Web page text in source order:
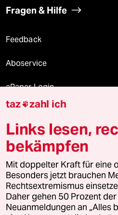
Fragen & Hilfe
Feedback
Aboservice
ePaper Login
Downloads für Abonnierende
© 2026 taz Verlags und
Alle Rechte vorbehalten. Bei
wenden Sie sich bitte an
lizenzen@taz.de
Feedback Redaktionsstatut
taz zahl ich
Links lesen,
bekämpfen
Mit doppelter Kraft für eine
Besonders jetzt brauchen
Rechtsextremismus
Daher gehen 50 Prozent
Neuanmeldungen an „Alles